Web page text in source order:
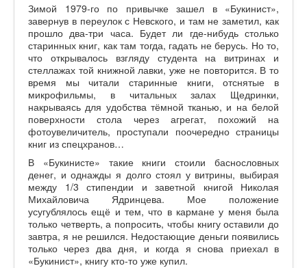
Зимой 1979-го по привычке зашел в «Букинист»,
завернув в переулок с Невского, и там не заметил, как
прошло два-три часа. Будет ли где-нибудь столько
старинных книг, как там тогда, гадать не берусь. Но то,
что открывалось взгляду студента на витринах и
стеллажах той книжной лавки, уже не повторится. В то
время мы читали старинные книги, отснятые в
микрофильмы, в читальных залах Щедринки,
накрываясь для удобства тёмной тканью, и на белой
поверхности стола через агрегат, похожий на
фотоувеличитель, проступали поочередно страницы
книг из спецхранов…
В «Букинисте» такие книги стоили баснословных
денег, и однажды я долго стоял у витрины, выбирая
между 1/3 стипендии и заветной книгой Николая
Михайловича Ядринцева. Мое положение
усугублялось ещё и тем, что в кармане у меня была
только четверть, а попросить, чтобы книгу оставили до
завтра, я не решился. Недостающие деньги появились
только через два дня, и когда я снова приехал в
«Букинист», книгу кто-то уже купил.